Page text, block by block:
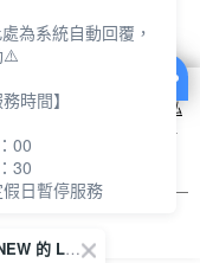
方式之詳情，及若您不希
定，請參閱本網站「
隱私
您同意本公司得按本網站使
歡迎訂閱 LA NEW 的 LINE 官方帳號
為系統自動回覆，
⚠️
時間】
00
30
日暫停服務